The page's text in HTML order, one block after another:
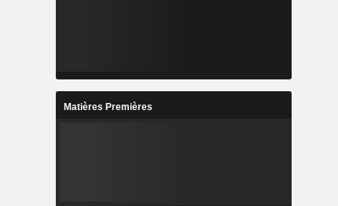
Matières Premières